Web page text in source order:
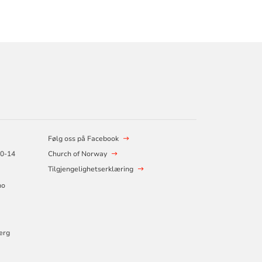
14
Følg oss på Facebook
Church of Norway
Tilgjengelighetserklæring